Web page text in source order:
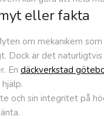
eller fakta
om mekanikern
Dock är det
En däckverkstad
och sin integritet på